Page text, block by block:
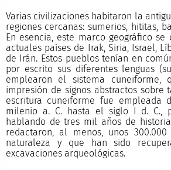
Varias civilizaciones habitaron la
regiones cercanas: sumerios, hititas,
En esencia, este marco geográfico
actuales países de Irak, Siria, Israel,
de Irán. Estos pueblos tenían en
por escrito sus diferentes lenguas
emplearon el sistema cuneiforme,
impresión de signos abstractos sobre
escritura cuneiforme fue empleada
milenio a. C. hasta el siglo I d. C.,
hablando de tres mil años de
redactaron, al menos, unos
naturaleza y que han sido
excavaciones arqueológicas.